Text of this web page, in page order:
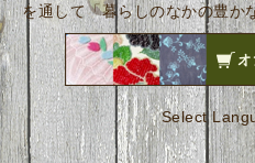
を通して「暮らしのなかの豊か
Select